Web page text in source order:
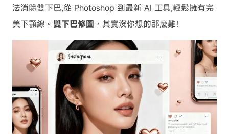
法消除雙下巴,從 Photoshop 到最新 AI 工具,輕鬆擁有完
美下顎線。 雙下巴修圖 ，其實沒你想的那麼難！